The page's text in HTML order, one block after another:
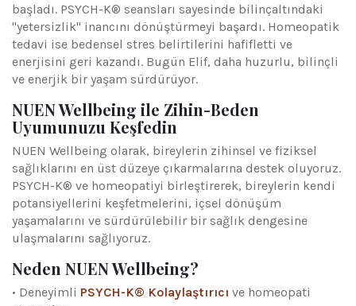
başladı. PSYCH-K® seansları sayesinde bilinçaltındaki
"yetersizlik" inancını dönüştürmeyi başardı. Homeopatik
tedavi ise bedensel stres belirtilerini hafifletti ve
enerjisini geri kazandı. Bugün Elif, daha huzurlu, bilinçli
ve enerjik bir yaşam sürdürüyor.
NUEN Wellbeing ile Zihin-Beden
Uyumunuzu Keşfedin
NUEN Wellbeing olarak, bireylerin zihinsel ve fiziksel
sağlıklarını en üst düzeye çıkarmalarına destek oluyoruz.
PSYCH-K® ve homeopatiyi birleştirerek, bireylerin kendi
potansiyellerini keşfetmelerini, içsel dönüşüm
yaşamalarını ve sürdürülebilir bir sağlık dengesine
ulaşmalarını sağlıyoruz.
Neden NUEN Wellbeing?
• Deneyimli PSYCH-K® Kolaylaştırıcı ve homeopati